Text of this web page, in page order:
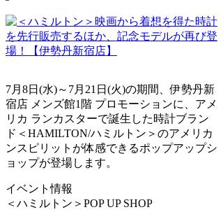
7月8日(水)～7月21日(火)の期間、伊勢丹新
宿店 メンズ館1階 プロモーションに、アメ
リカ ランカスターで誕生した時計ブラン
ド＜HAMILTON/ハミルトン＞のアメリカ
ンスピリットが体感できるポップアップシ
ョップが登場します。
イベント情報
＜ハミルトン＞POP UP SHOP